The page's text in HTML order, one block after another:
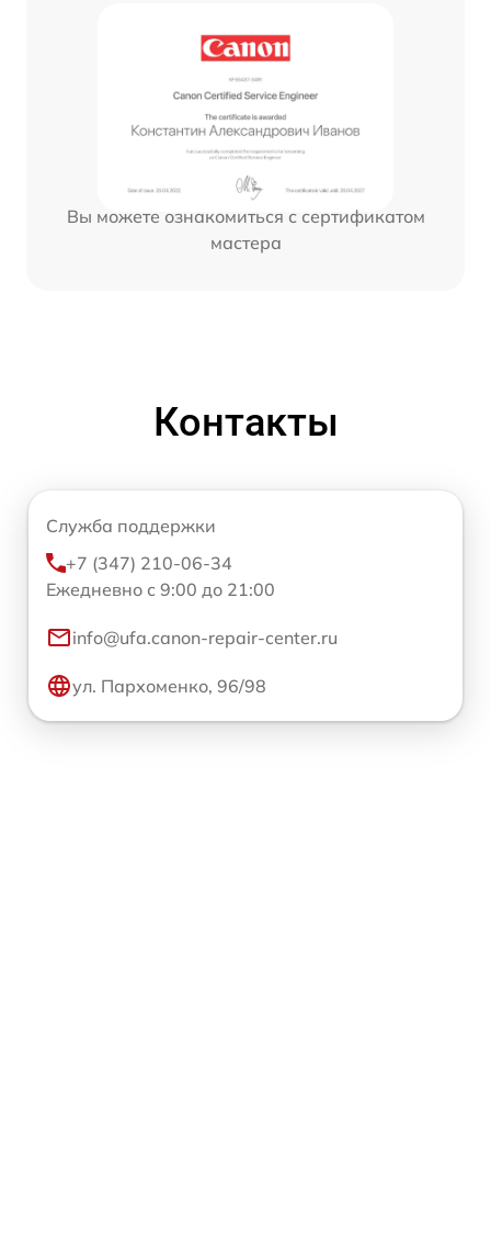
Вы можете ознакомиться с сертификатом
мастера
Контакты
Служба поддержки
+7 (347) 210-06-34
Ежедневно с 9:00 до 21:00
info@ufa.canon-repair-center.ru
ул. Пархоменко, 96/98